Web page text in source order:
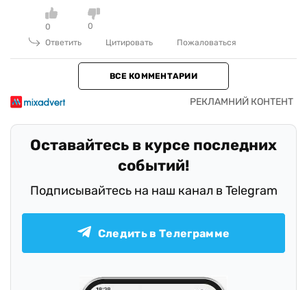
0
0
Ответить
Цитировать Пожаловаться
ВСЕ КОММЕНТАРИИ
Оставайтесь в курсе последних
событий!
Подписывайтесь на наш канал в Telegram
Следить в Телеграмме